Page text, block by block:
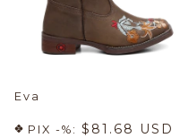
Eva
PIX -%: $81.68 USD